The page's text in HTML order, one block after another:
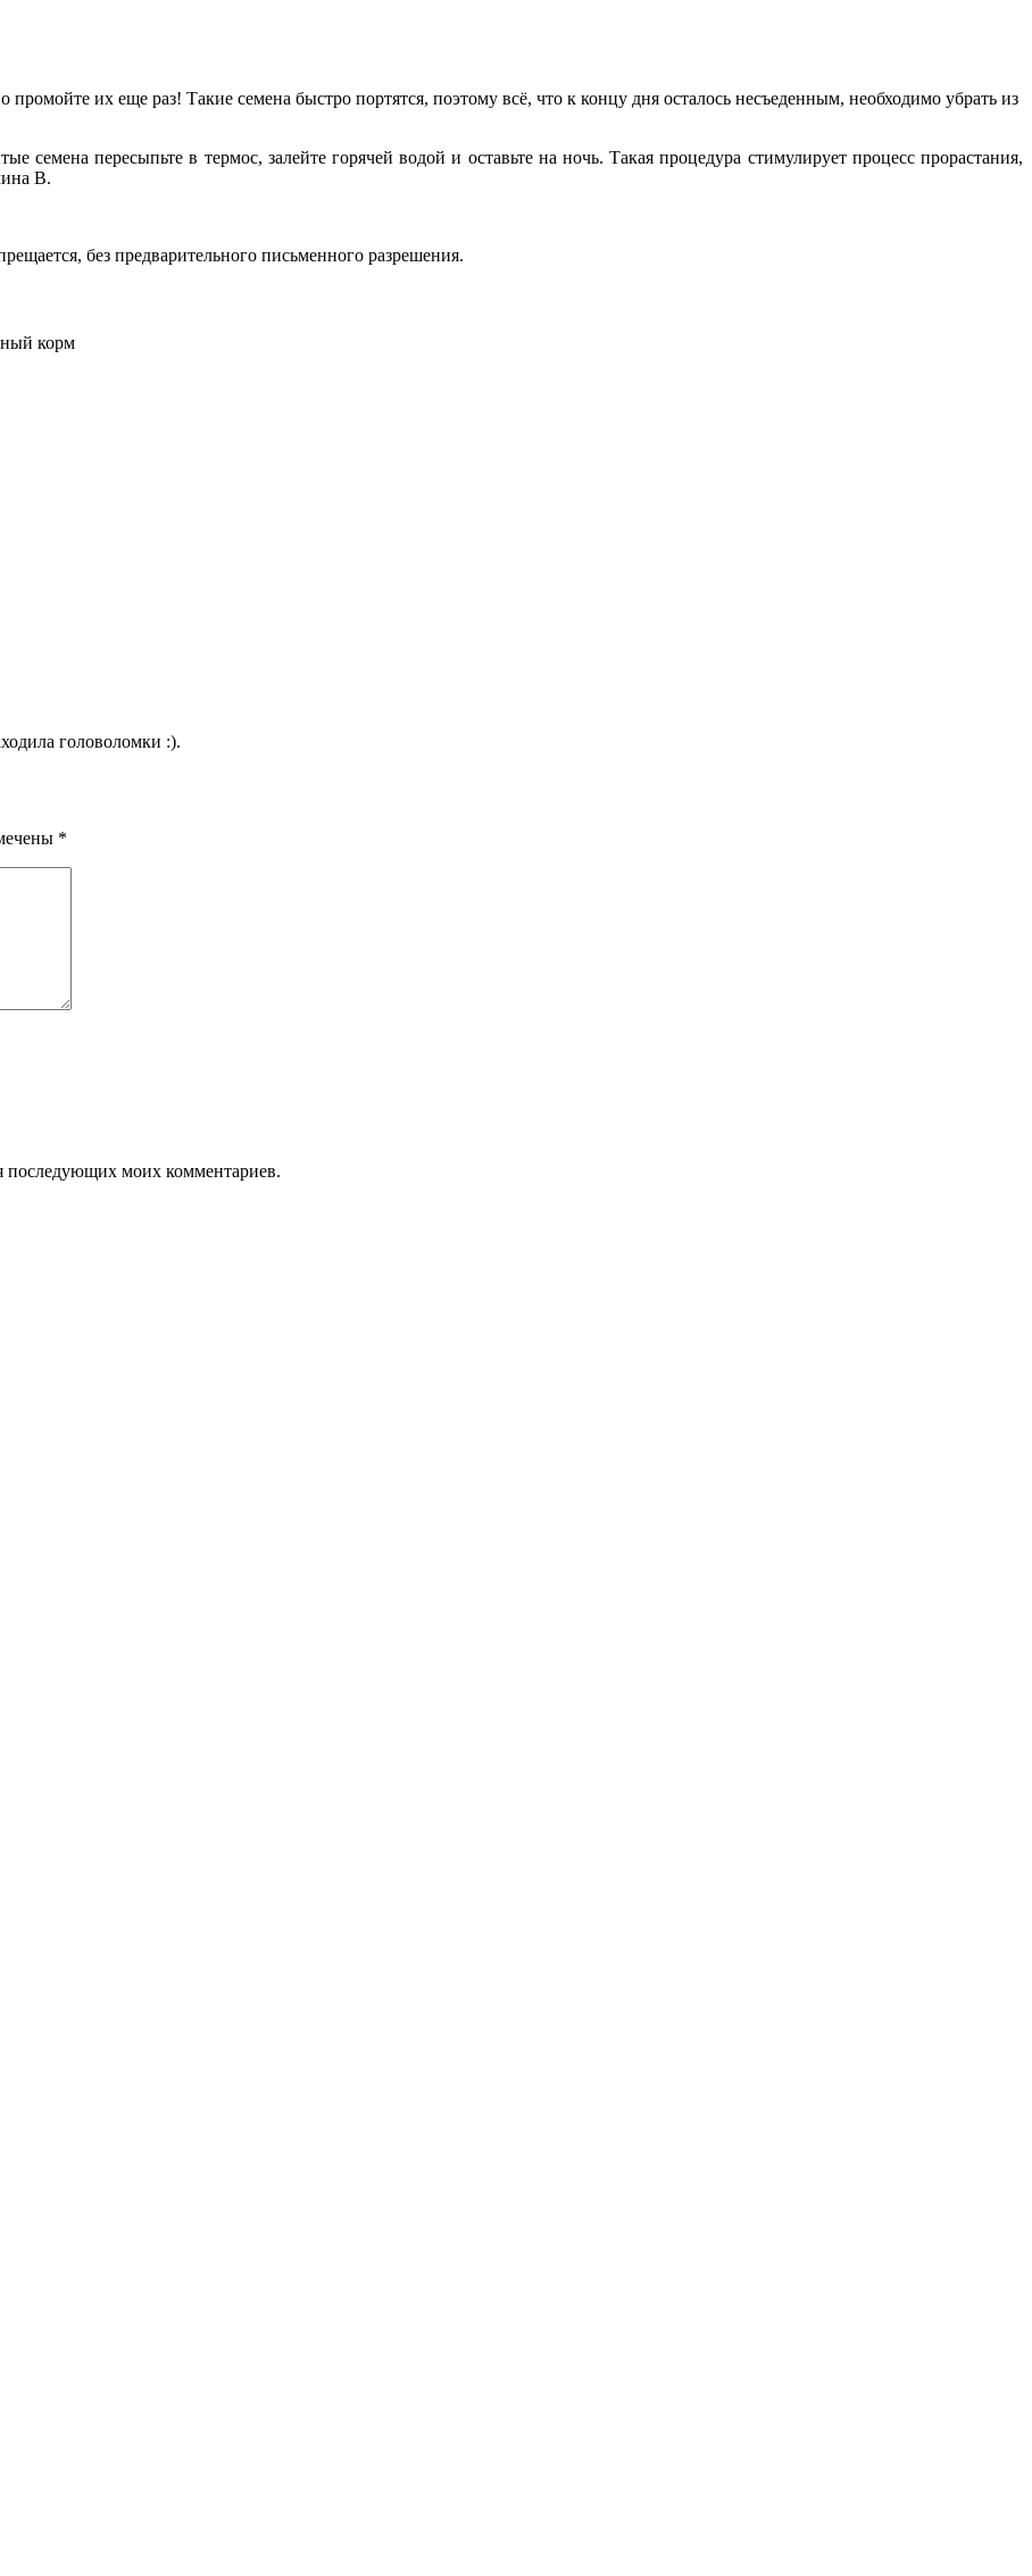
их еще раз! Такие семена быстро портятся, поэтому всё, что к концу дня осталось несъеденным, необходимо убрать из
семена пересыпьте в термос, залейте горячей водой и оставьте на ночь. Такая процедура стимулирует процесс прорастания,
В.
без предварительного письменного разрешения.
корм
головоломки :).
*
последующих моих комментариев.